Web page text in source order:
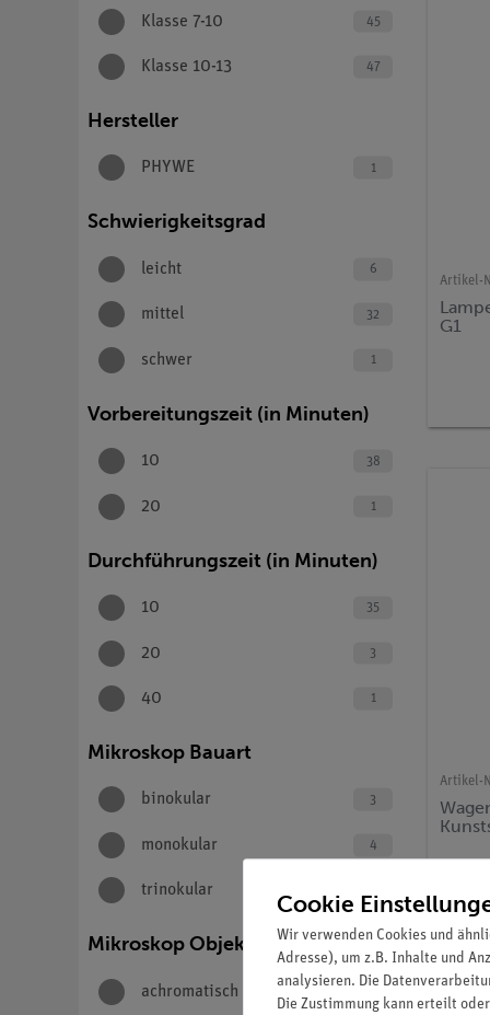
Klasse 7-10 45
Klasse 10-13 47
Hersteller
PHYWE 1
Schwierigkeitsgrad
leicht 6
mittel 32
schwer 1
Vorbereitungszeit (in Minuten)
10 38
20 1
Durchführungszeit (in Minuten)
10 35
20 3
40 1
Mikroskop Bauart
binokular 3
monokular 4
trinokular
Mikroskop Objektivtyp
achromatisch
Artikel-
G1
Artikel-
Cookie
Wir verwenden Cookies und
Adresse), um z.B. Inhalte und
analysieren. Die
Die Zustimmung kann erteilt